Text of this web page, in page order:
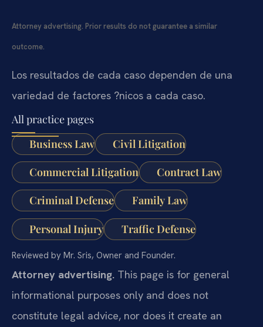
Attorney advertising. Prior results do not guarantee a similar
outcome.
Los resultados de cada caso dependen de una
variedad de factores ?nicos a cada caso.
All practice pages
Business Law
Civil Litigation
Commercial Litigation Contract Law
Criminal Defense Family Law
Personal Injury Traffic Defense
Reviewed by Mr. Sris, Owner and Founder.
Attorney advertising. This page is for general
informational purposes only and does not
constitute legal advice, nor does it create an